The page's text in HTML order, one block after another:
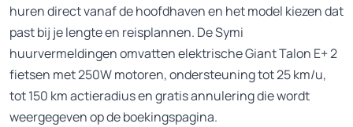
huren direct vanaf de hoofdhaven en het model kiezen dat
past bij je lengte en reisplannen. De Symi
huurvermeldingen omvatten elektrische Giant Talon E+ 2
fietsen met 250W motoren, ondersteuning tot 25 km/u,
tot 150 km actieradius en gratis annulering die wordt
weergegeven op de boekingspagina.